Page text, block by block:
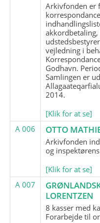
Arkivfonden er
vejledning i
Godhavn.
Samlingen er
2014.
[Klik for at se]
A 006
OTTO
Arkivfonden
og
[Klik for at se]
A 007
LORENTZEN
8 kasser med
Forarbejde til